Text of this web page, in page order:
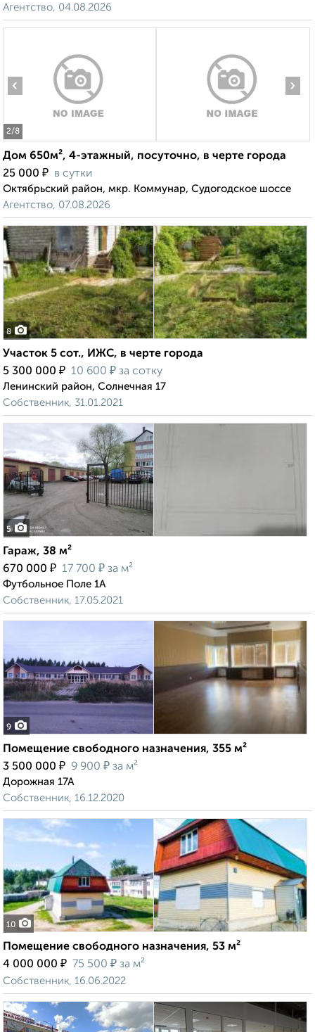
Агентство, 04.08.2026
2/8
‹ ›
Дом 650м², 4-этажный, посуточно, в черте города
25 000 ₽ в сутки
Октябрьский район, мкр. Коммунар, Судогодское шоссе
Агентство, 07.08.2026
8
Участок 5 сот., ИЖС, в черте города
5 300 000 ₽ 10 600 ₽ за сотку
Ленинский район, Солнечная 17
Собственник, 31.01.2021
5
Гараж, 38 м²
670 000 ₽ 17 700 ₽ за м²
Футбольное Поле 1А
Собственник, 17.05.2021
9
Помещение свободного назначения, 355 м²
3 500 000 ₽ 9 900 ₽ за м²
Дорожная 17А
Собственник, 16.12.2020
10
Помещение свободного назначения, 53 м²
4 000 000 ₽ 75 500 ₽ за м²
Собственник, 16.06.2022